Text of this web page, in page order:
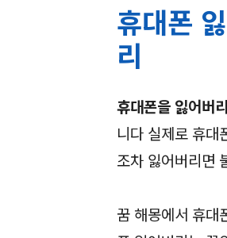
휴대폰
리
휴대폰을 잃어버
니다 실제로 휴대
조차 잃어버리면
꿈 해몽에서 휴대